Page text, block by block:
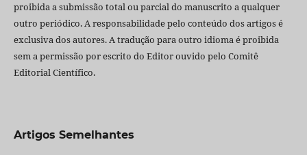
proibida a submissão total ou parcial do manuscrito a qualquer
outro periódico. A responsabilidade pelo conteúdo dos artigos é
exclusiva dos autores. A tradução para outro idioma é proibida
sem a permissão por escrito do Editor ouvido pelo Comitê
Editorial Científico.
Artigos Semelhantes